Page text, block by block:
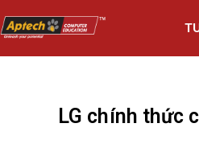
LG chính thức